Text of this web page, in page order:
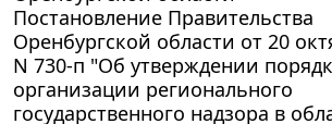
Постановление Правительства
Оренбургской области от 20
N 730-п "Об утверждении
организации регионального
государственного надзора в